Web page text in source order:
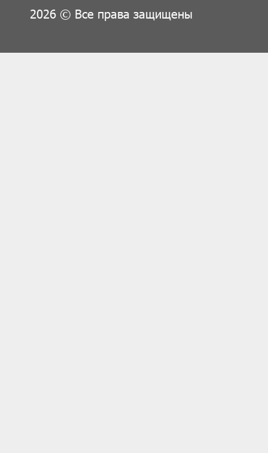
2026 © Все права защищены